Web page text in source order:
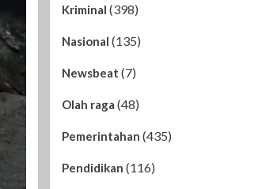
Kriminal (398)
Nasional (135)
Newsbeat (7)
Olah raga (48)
Pemerintahan (435)
Pendidikan (116)